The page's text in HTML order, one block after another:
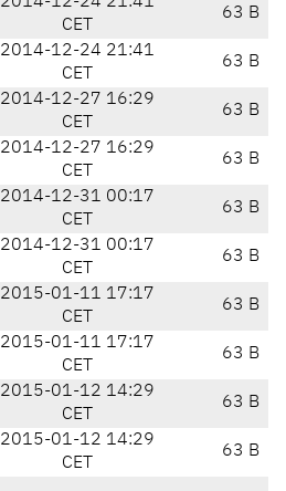
CET
63 B
2014-12-24 21:41
CET
63 B
2014-12-27 16:29
CET
63 B
2014-12-27 16:29
CET
63 B
2014-12-31 00:17
CET
63 B
2014-12-31 00:17
CET
63 B
2015-01-11 17:17
CET
63 B
2015-01-11 17:17
CET
63 B
2015-01-12 14:29
CET
63 B
2015-01-12 14:29
CET
63 B